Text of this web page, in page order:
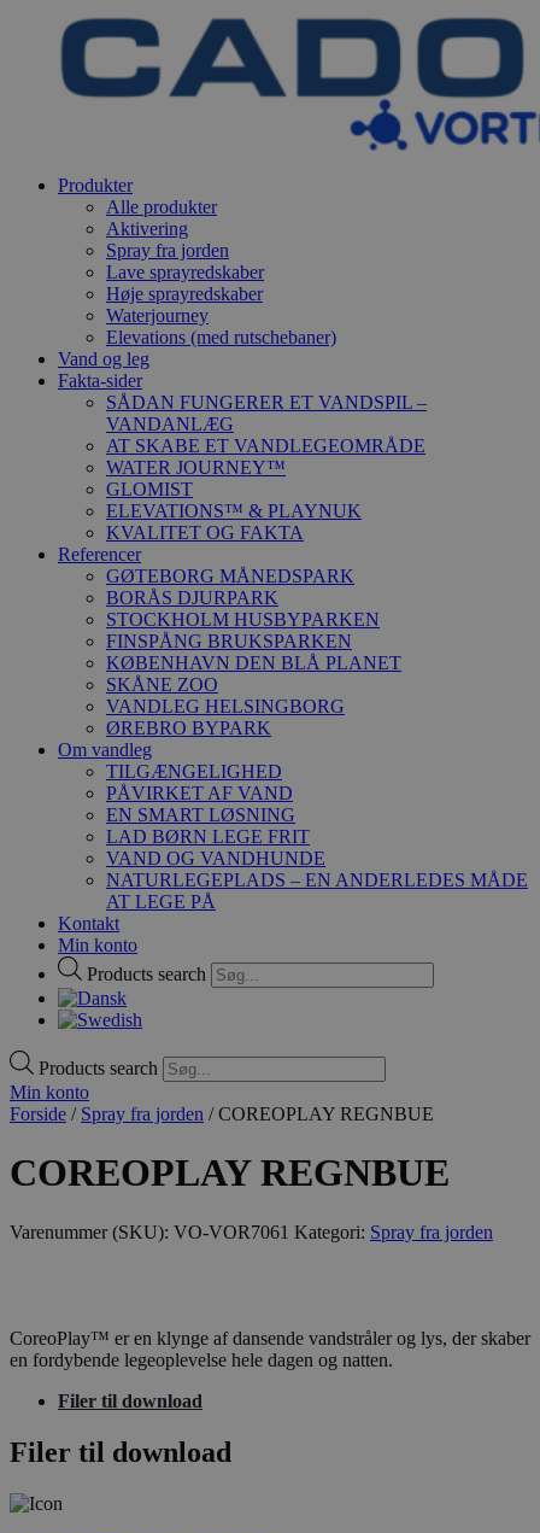
Produkter
Alle produkter
Aktivering
Spray fra jorden
Lave sprayredskaber
Høje sprayredskaber
Waterjourney
Elevations (med rutschebaner)
Vand og leg
Fakta-sider
SÅDAN FUNGERER ET VANDSPIL –
VANDANLÆG
AT SKABE ET VANDLEGEOMRÅDE
WATER JOURNEY™
GLOMIST
ELEVATIONS™ & PLAYNUK
KVALITET OG FAKTA
Referencer
GØTEBORG MÅNEDSPARK
BORÅS DJURPARK
STOCKHOLM HUSBYPARKEN
FINSPÅNG BRUKSPARKEN
KØBENHAVN DEN BLÅ PLANET
SKÅNE ZOO
VANDLEG HELSINGBORG
ØREBRO BYPARK
Om vandleg
TILGÆNGELIGHED
PÅVIRKET AF VAND
EN SMART LØSNING
LAD BØRN LEGE FRIT
VAND OG VANDHUNDE
NATURLEGEPLADS – EN ANDERLEDES MÅDE
AT LEGE PÅ
Kontakt
Min konto
Products search
Products search
Min konto
Forside / Spray fra jorden / COREOPLAY REGNBUE
COREOPLAY REGNBUE
Varenummer (SKU): VO-VOR7061 Kategori: Spray fra jorden
CoreoPlay™ er en klynge af dansende vandstråler og lys, der skaber
en fordybende legeoplevelse hele dagen og natten.
Filer til download
Filer til download